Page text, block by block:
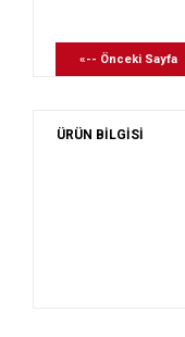
«-- Önceki Sayfa
ÜRÜN BİLGİSİ